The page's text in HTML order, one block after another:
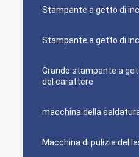
Stampante a getto di
Stampante a getto di
Grande stampante a
del carattere
macchina della
Macchina di pulizia del